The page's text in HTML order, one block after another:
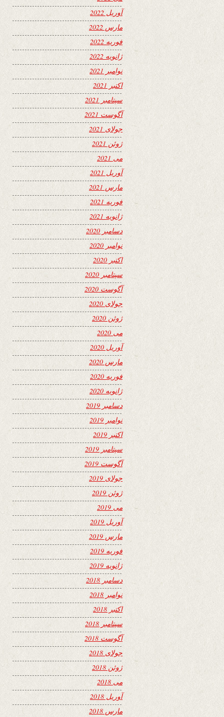
آوریل 2022
مارس 2022
فوریه 2022
ژانویه 2022
نوامبر 2021
اکتبر 2021
سپتامبر 2021
آگوست 2021
جولای 2021
ژوئن 2021
می 2021
آوریل 2021
مارس 2021
فوریه 2021
ژانویه 2021
دسامبر 2020
نوامبر 2020
اکتبر 2020
سپتامبر 2020
آگوست 2020
جولای 2020
ژوئن 2020
می 2020
آوریل 2020
مارس 2020
فوریه 2020
ژانویه 2020
دسامبر 2019
نوامبر 2019
اکتبر 2019
سپتامبر 2019
آگوست 2019
جولای 2019
ژوئن 2019
می 2019
آوریل 2019
مارس 2019
فوریه 2019
ژانویه 2019
دسامبر 2018
نوامبر 2018
اکتبر 2018
سپتامبر 2018
آگوست 2018
جولای 2018
ژوئن 2018
می 2018
آوریل 2018
مارس 2018